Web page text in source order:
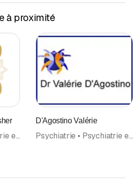
à proximité
Psychiatrie • Psychiatrie et psychothérapie • Psychothérapie • Psychothérapie (Général) • Psychothérapie (Psychothérapeutes psychologues) • Médecins
D'Agostino Valérie
Psychiatrie • Psychiatrie et psychothérapie • Thérapie comportementale et cognitive • Psychothérapie • Psychothérapie (Général) • Thérapie de couple et de famille • Art-thérapie • Psychothérapie (Psychothérapeutes psychologues) • Médecins